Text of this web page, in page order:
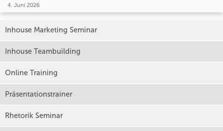
4. Juni 2026
Inhouse Marketing Seminar
Inhouse Teambuilding
Online Training
Präsentationstrainer
Rhetorik Seminar